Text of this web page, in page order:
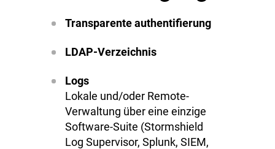
Transparente authentifierung
LDAP-Verzeichnis
Logs
Lokale und/oder Remote-
Verwaltung über eine einzige
Software-Suite (Stormshield
Log Supervisor, Splunk, SIEM,